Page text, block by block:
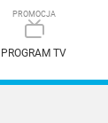
PROGRAM TV